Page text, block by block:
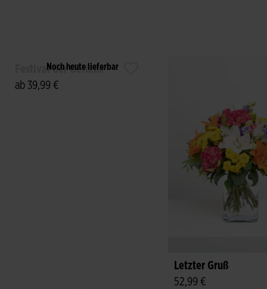
Noch heute lieferbar
Festival der Gefühle
ab 39,99 €
Letzter Gruß
52,99 €